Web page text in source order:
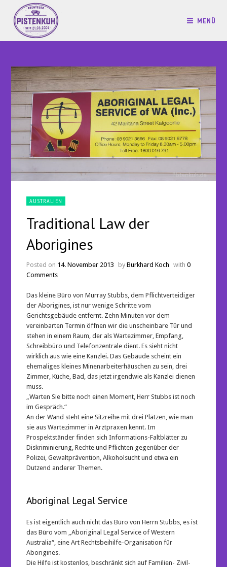
MENÜ
AUSTRALIEN
Traditional Law der
Aborigines
Posted on 14. November 2013 byBurkhard Koch with0
Comments
Das kleine Büro von Murray Stubbs, dem Pflichtverteidiger
der Aborigines, ist nur wenige Schritte vom
Gerichtsgebäude entfernt. Zehn Minuten vor dem
vereinbarten Termin öffnen wir die unscheinbare Tür und
stehen in einem Raum, der als Wartezimmer, Empfang,
Schreibbüro und Telefonzentrale dient. Es sieht nicht
wirklich aus wie eine Kanzlei. Das Gebäude scheint ein
ehemaliges kleines Minenarbeiterhäuschen zu sein, drei
Zimmer, Küche, Bad, das jetzt irgendwie als Kanzlei dienen
muss.
„Warten Sie bitte noch einen Moment, Herr Stubbs ist noch
im Gespräch.“
An der Wand steht eine Sitzreihe mit drei Plätzen, wie man
sie aus Wartezimmer in Arztpraxen kennt. Im
Prospektständer finden sich Informations-Faltblätter zu
Diskriminierung, Rechte und Pflichten gegenüber der
Polizei, Gewaltprävention, Alkoholsucht und etwa ein
Dutzend anderer Themen.
Aboriginal Legal Service
Es ist eigentlich auch nicht das Büro von Herrn Stubbs, es ist
das Büro vom „Aboriginal Legal Service of Western
Australia“, eine Art Rechtsbeihilfe-Organisation für
Aborigines.
Die Hilfe ist kostenlos, beschränkt sich auf Familien- Zivil-